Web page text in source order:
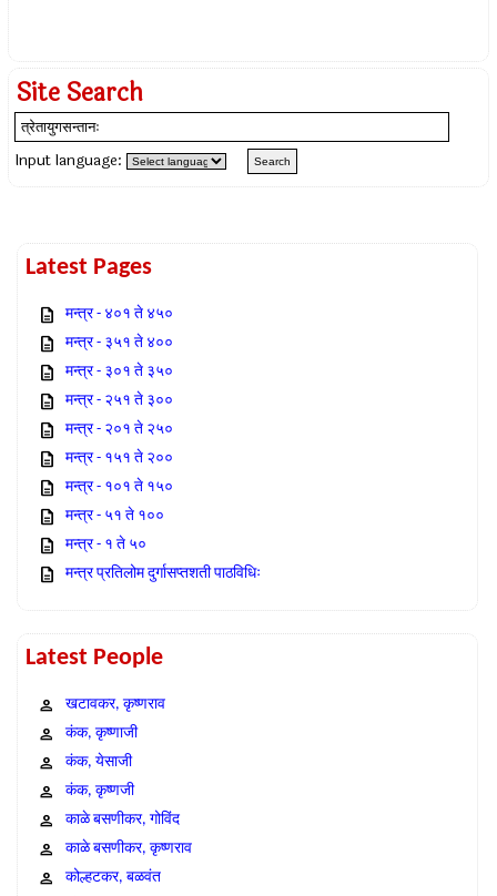
Site Search
Input language:
Latest Pages
मन्त्र - ४०१ ते ४५०
मन्त्र - ३५१ ते ४००
मन्त्र - ३०१ ते ३५०
मन्त्र - २५१ ते ३००
मन्त्र - २०१ ते २५०
मन्त्र - १५१ ते २००
मन्त्र - १०१ ते १५०
मन्त्र - ५१ ते १००
मन्त्र - १ ते ५०
मन्त्र प्रतिलोम दुर्गासप्तशती पाठविधिः
Latest People
खटावकर, कृष्णराव
कंक, कृष्णाजी
कंक, येसाजी
कंक, कृष्णजी
काळे बसणीकर, गोविंद
काळे बसणीकर, कृष्णराव
कोल्हटकर, बळवंत